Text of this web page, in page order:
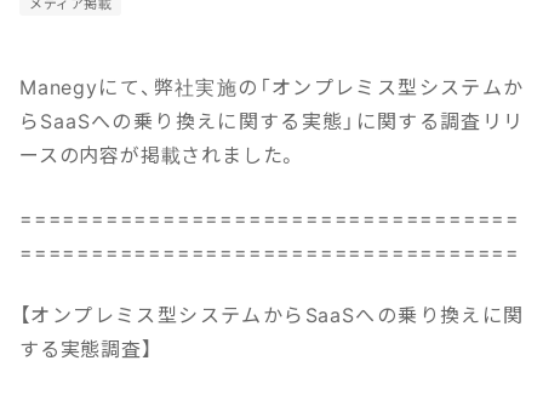
Manegyにて、弊社実施の「オンプレミス型システムか
らSaaSへの乗り換えに関する実態」に関する調査リリ
ースの内容が掲載されました。
===================================
===================================
【オンプレミス型システムからSaaSへの乗り換えに関
する実態調査】